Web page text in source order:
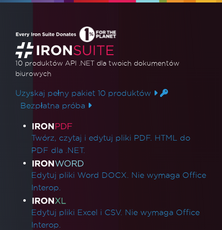
10 produktów API .NET dla twoich dokumentów
biurowych
Uzyskaj pełny pakiet 10 produktów
Bezpłatna próba
Linki do produktów
Twórz, czytaj i edytuj pliki PDF. HTML do
PDF dla .NET.
Edytuj pliki Word DOCX. Nie wymaga Office
Interop.
Edytuj pliki Excel i CSV. Nie wymaga Office
Interop.